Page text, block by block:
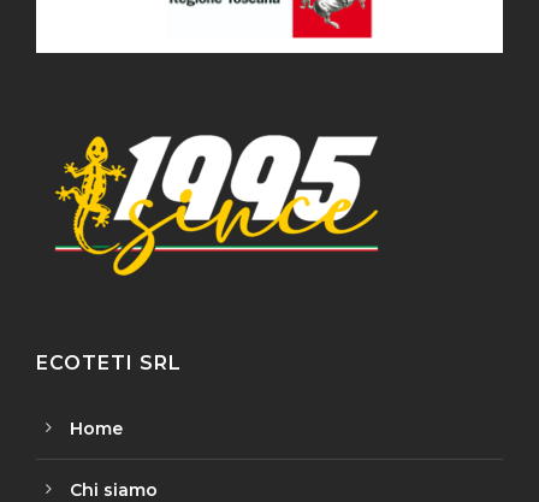
ECOTETI SRL
Home
Chi siamo